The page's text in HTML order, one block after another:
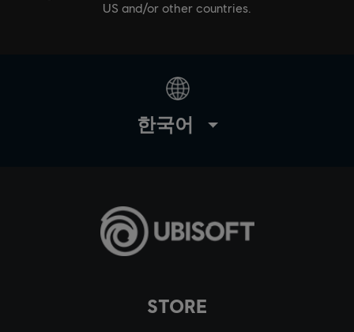
STORE
US and/or other countries.
한국어